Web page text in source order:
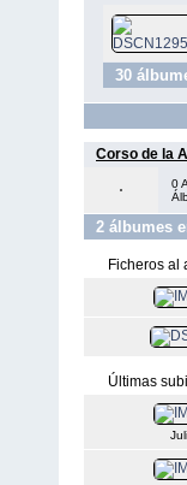
30
Corso de la
0
2 álbumes
Ficheros al
Últimas